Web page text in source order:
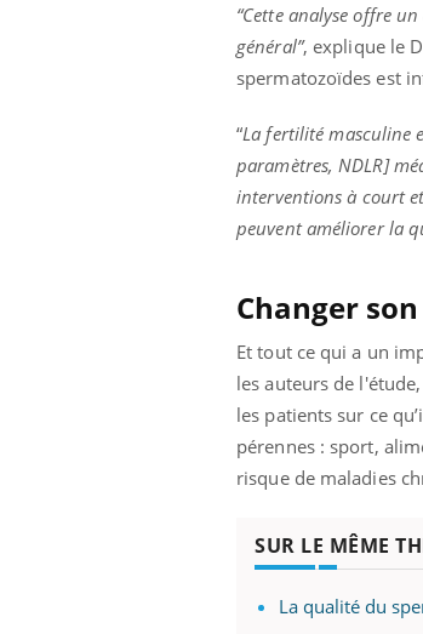
“Cette analyse offre
général”, explique le
spermatozoïdes est
“La fertilité masculine
paramètres, NDLR]
interventions à court
peuvent améliorer la
Changer
Et tout ce qui a un
les auteurs de
les patients sur ce
pérennes : sport,
risque de maladies
SUR LE MÊME
La qualité du